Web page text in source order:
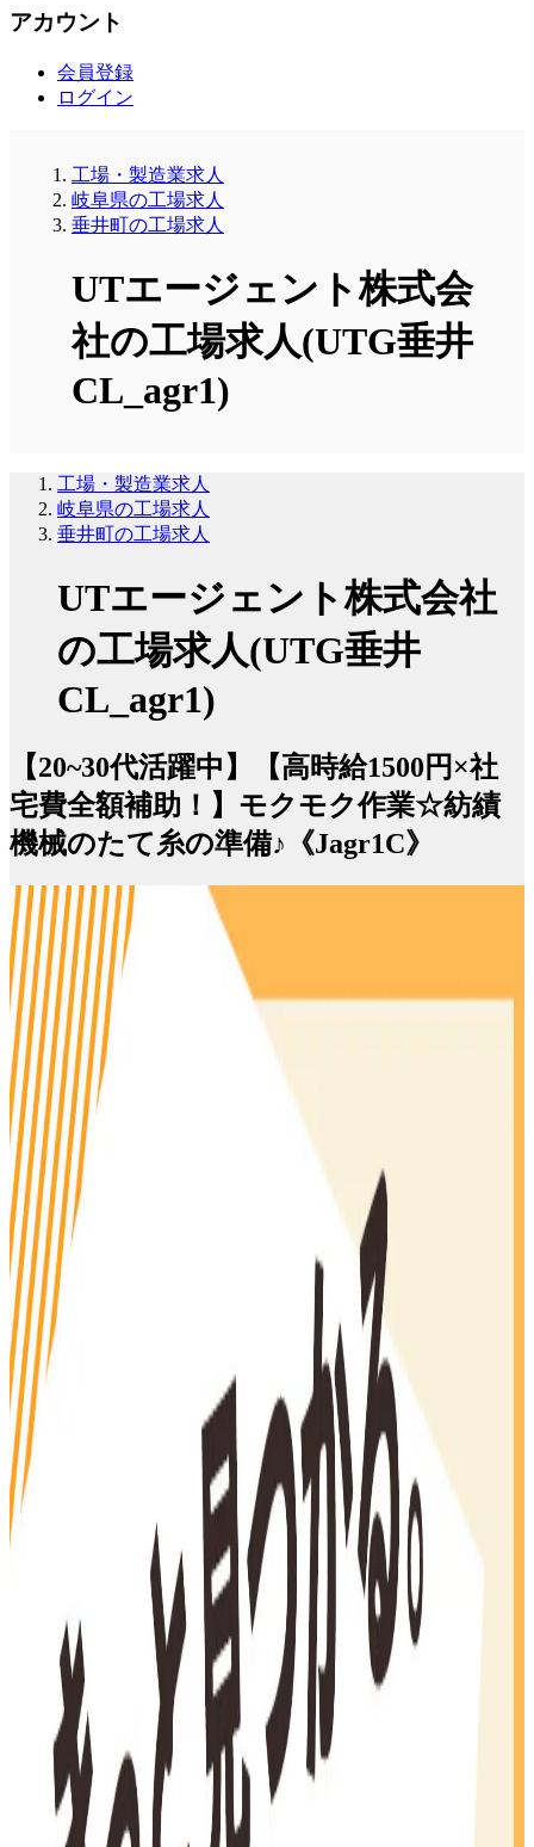
アカウント
会員登録
ログイン
工場・製造業求人
岐阜県の工場求人
垂井町の工場求人
UTエージェント株式会
社の工場求人(UTG垂井
CL_agr1)
工場・製造業求人
岐阜県の工場求人
垂井町の工場求人
UTエージェント株式会社
の工場求人(UTG垂井
CL_agr1)
【20~30代活躍中】【高時給1500円×社
宅費全額補助！】モクモク作業☆紡績
機械のたて糸の準備♪《Jagr1C》